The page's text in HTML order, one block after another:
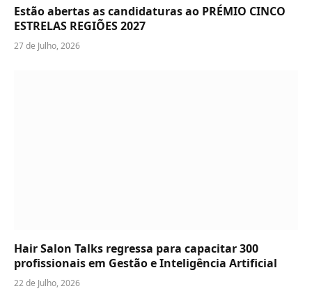
Estão abertas as candidaturas ao PRÉMIO CINCO
ESTRELAS REGIÕES 2027
27 de Julho, 2026
Hair Salon Talks regressa para capacitar 300
profissionais em Gestão e Inteligência Artificial
22 de Julho, 2026